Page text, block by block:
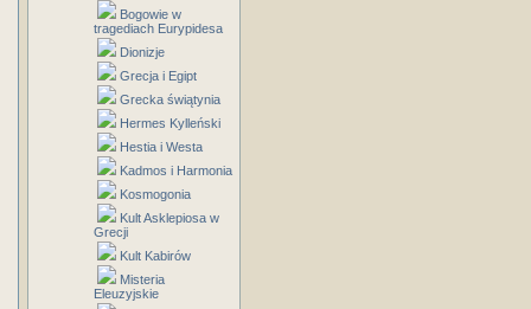
Bogowie w
tragediach Eurypidesa
Dionizje
Grecja i Egipt
Grecka świątynia
Hermes Kylleński
Hestia i Westa
Kadmos i Harmonia
Kosmogonia
Kult Asklepiosa w
Grecji
Kult Kabirów
Misteria
Eleuzyjskie